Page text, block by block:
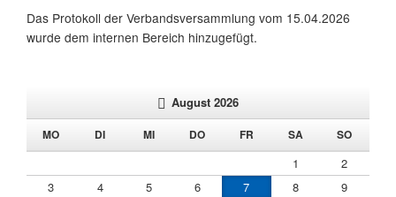
Das Protokoll der Verbandsversammlung vom 15.04.2026
wurde dem internen Bereich hinzugefügt.
August 2026
MONTAG DIENSTAGMITTWOCH
DONNERSTAG
FREITAG SAMSTAGSONNTAG
1
2
3
4 5 6 7 8
9